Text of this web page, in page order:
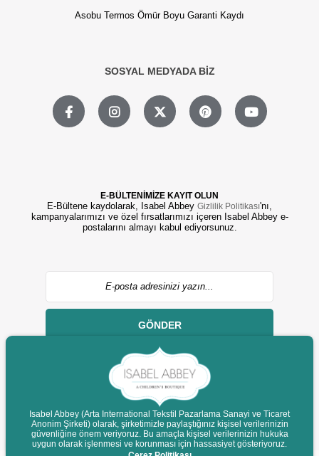
Asobu Termos Ömür Boyu Garanti Kaydı
SOSYAL MEDYADA BİZ
E-BÜLTENİMİZE KAYIT OLUN
E-Bültene kaydolarak, Isabel Abbey Gizlilik Politikası'nı,
kampanyalarımızı ve özel fırsatlarımızı içeren Isabel Abbey e-
postalarını almayı kabul ediyorsunuz.
GÖNDER
© 2022 isabelabbey.com - Tüm Hakları Saklıdır.
Destek
Isabel Abbey (Arta International Tekstil Pazarlama Sanayi ve Ticaret
Anonim Şirketi) olarak, şirketimizle paylaştığınız kişisel verilerinizin
güvenliğine önem veriyoruz. Bu amaçla kişisel verilerinizin hukuka
uygun olarak işlenmesi ve korunması için hassasiyet gösteriyoruz.